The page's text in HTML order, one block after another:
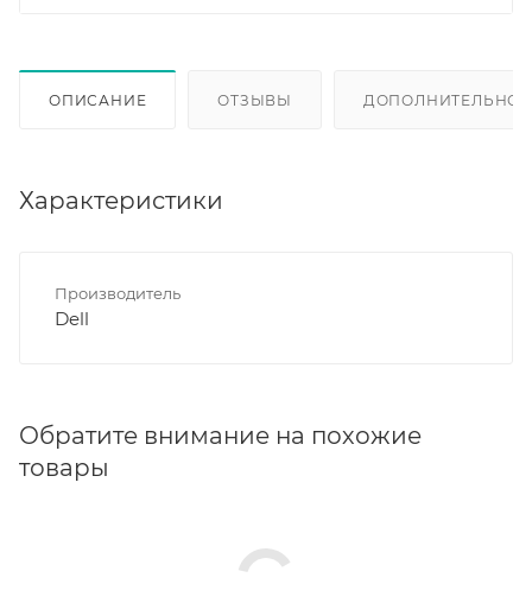
ОПИСАНИЕ ОТЗЫВЫ ДОПОЛНИТЕЛЬНО
Характеристики
Производитель
Dell
Обратите внимание на похожие
товары